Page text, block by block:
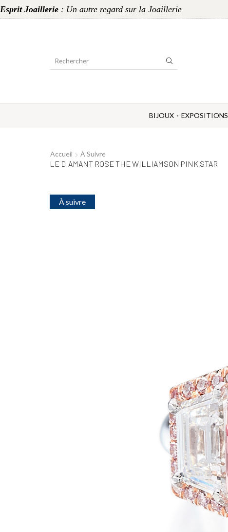
Esprit Joaillerie : Un autre regard sur la Joaillerie
BIJOUX EXPOSITIONS
Accueil À Suivre
LE DIAMANT ROSE THE WILLIAMSON PINK STAR
À suivre